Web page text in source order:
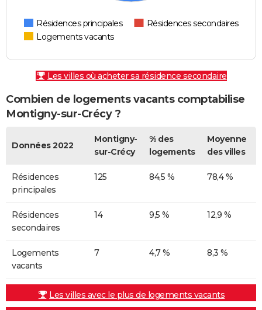
Résidences principales
Résidences secondaires
Logements vacants
Les villes où acheter sa résidence secondaire
Combien de logements vacants comptabilise
Montigny-sur-Crécy ?
Données 2022
Montigny-
sur-Crécy
% des
logements
Moyenne
des villes
Résidences
principales
125 84,5 % 78,4 %
Résidences
secondaires
14 9,5 % 12,9 %
Logements
vacants
7 4,7 % 8,3 %
Les villes avec le plus de logements vacants